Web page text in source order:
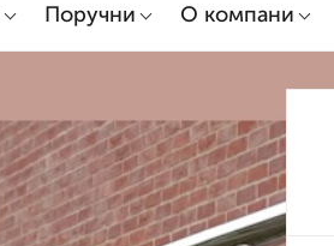
Поручни О компани